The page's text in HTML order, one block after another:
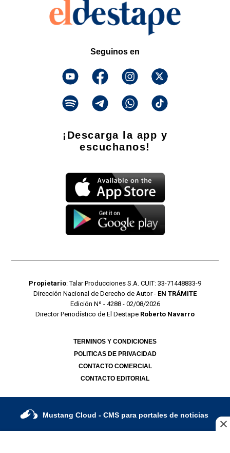
Seguinos en
¡Descarga la app y
escuchanos!
Propietario: Talar Producciones S.A. CUIT: 33-71448833-9
Dirección Nacional de Derecho de Autor - EN TRÁMITE
Edición Nº - 4288 - 02/08/2026
Director Periodístico de El Destape Roberto Navarro
TERMINOS Y CONDICIONES
POLITICAS DE PRIVACIDAD
CONTACTO COMERCIAL
CONTACTO EDITORIAL
Mustang Cloud - CMS para portales de noticias